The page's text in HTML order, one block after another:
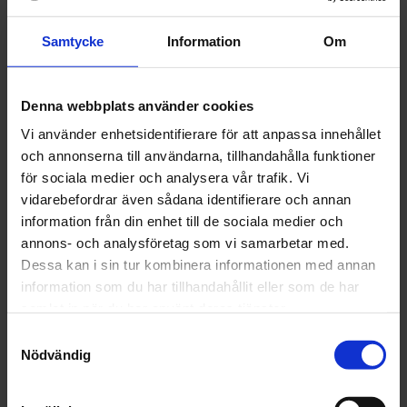
Samtycke Information Om
Denna webbplats använder cookies
Vi använder enhetsidentifierare för att anpassa innehållet
och annonserna till användarna, tillhandahålla funktioner
för sociala medier och analysera vår trafik. Vi
vidarebefordrar även sådana identifierare och annan
information från din enhet till de sociala medier och
annons- och analysföretag som vi samarbetar med.
Dessa kan i sin tur kombinera informationen med annan
information som du har tillhandahållit eller som de har
Nödvändig